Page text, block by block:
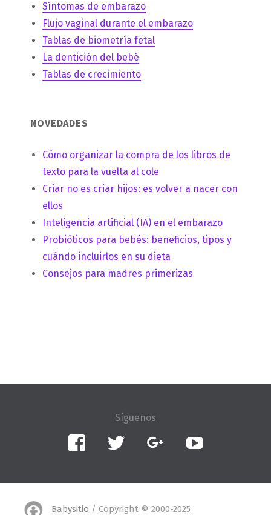
Síntomas de embarazo
Flujo vaginal durante el embarazo
Tablas de biometría fetal
La dentición del bebé
Tablas de crecimiento
NOVEDADES
Cómo organizar la compra de los libros de
texto para la vuelta al cole
Criar no es criar hijos: es volver a nacer con
ellos
Inteligencia artificial (IA) en el embarazo
Probióticos para bebés: beneficios, tipos y
cuándo incluirlos en su dieta
Consejos para madres primerizas
Facebook Twitter Google+
Babysitio / Copyright © 2000-2025